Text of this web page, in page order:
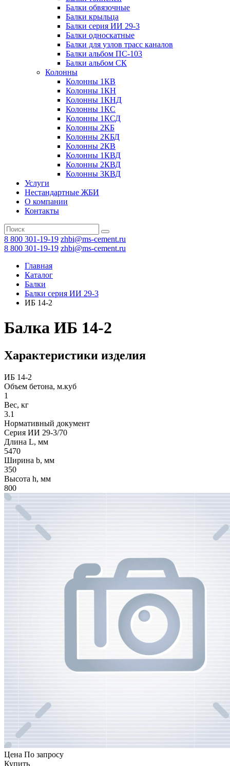
Балки обвязочные
Балки крыльца
Балки серия ИИ 29-3
Балки односкатные
Балки для узлов трасс каналов
Балки альбом ПС-103
Балки альбом СК
Колонны
Колонны 1КВ
Колонны 1КН
Колонны 1КНД
Колонны 1КС
Колонны 1КСД
Колонны 2КБ
Колонны 2КБД
Колонны 2КВ
Колонны 1КВД
Колонны 2КВД
Колонны 3КВД
Услуги
Нестандартные ЖБИ
О компании
Контакты
8 800 301-19-19 zhbi@ms-cement.ru
8 800 301-19-19 zhbi@ms-cement.ru
Главная
Каталог
Балки
Балки серия ИИ 29-3
ИБ 14-2
Балка ИБ 14-2
Характеристики изделия
ИБ 14-2
Объем бетона, м.куб
1
Вес, кг
3.1
Нормативный документ
Серия ИИ 29-3/70
Длина L, мм
5470
Ширина b, мм
350
Высота h, мм
800
Цена По запросу
Купить